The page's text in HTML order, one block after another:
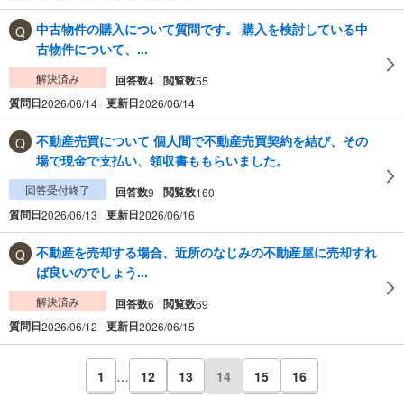
中古物件の購入について質問です。 購入を検討している中
古物件について、...
解決済み 回答数4 閲覧数55
質問日2026/06/14 更新日2026/06/14
不動産売買について 個人間で不動産売買契約を結び、その
場で現金で支払い、領収書ももらいました。
回答受付終了 回答数9 閲覧数160
質問日2026/06/13 更新日2026/06/16
不動産を売却する場合、近所のなじみの不動産屋に売却すれ
ば良いのでしょう...
解決済み 回答数6 閲覧数69
質問日2026/06/12 更新日2026/06/15
1 … 12 13 14 15 16